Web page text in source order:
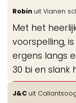
Robin uit Vianen
Met het
voorspelling,
ergens langs
30 bi en slank
J&C uit